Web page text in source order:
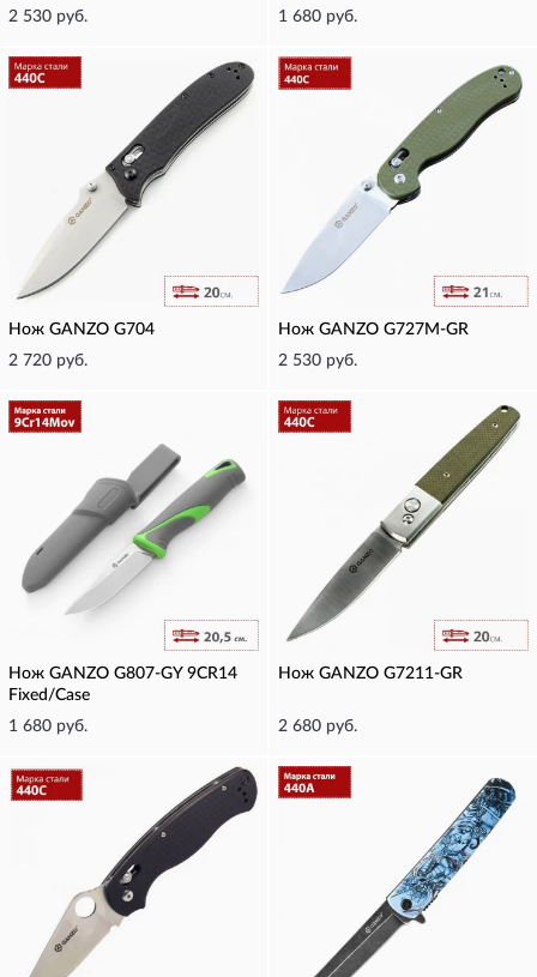
2 530 руб.
1 680 руб.
Нож GANZO G704
2 720 руб.
Нож GANZO G727M-GR
2 530 руб.
Нож GANZO G807-GY 9CR14
Fixed/Case
1 680 руб.
Нож GANZO G7211-GR
2 680 руб.